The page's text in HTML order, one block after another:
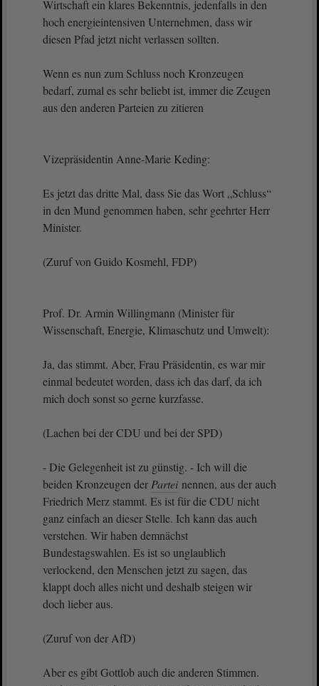
Wirtschaft ein klares Bekenntnis, jedenfalls in den
hoch energieintensiven Unternehmen, dass wir
diesen Pfad jetzt nicht verlassen sollten.
Wenn es nun zum Schluss noch Kronzeugen
bedarf, zumal es sehr beliebt ist, immer die Zeugen
aus den anderen Parteien zu zitieren
Vizepräsidentin Anne-Marie Keding:
Es jetzt das dritte Mal, dass Sie das Wort „Schluss“
in den Mund genommen haben, sehr geehrter Herr
Minister.
(Zuruf von Guido Kosmehl, FDP)
Prof. Dr. Armin Willingmann (Minister für
Wissenschaft, Energie, Klimaschutz und Umwelt):
Ja, das stimmt. Aber, Frau Präsidentin, es war mir
einmal bedeutet worden, dass ich das darf, da ich
mich doch sonst so gerne kurzfasse.
(Lachen bei der CDU und bei der SPD)
- Die Gelegenheit ist zu günstig. - Ich will die
beiden Kronzeugen der Partei nennen, aus der auch
Friedrich Merz stammt. Es ist für die CDU nicht
ganz einfach an dieser Stelle. Ich kann das auch
verstehen. Wir haben demnächst
Bundestagswahlen. Es ist so unglaublich
verlockend, den Menschen jetzt zu sagen, das
klappt doch alles nicht und deshalb steigen wir
doch lieber aus.
(Zuruf von der AfD)
Aber es gibt Gottlob auch die anderen Stimmen.